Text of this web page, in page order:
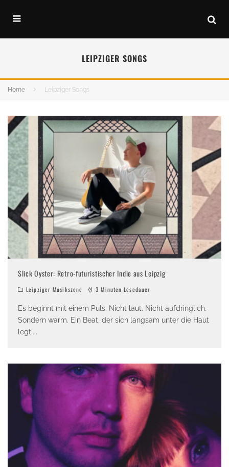
LEIPZIGER SONGS
Home Leipziger Songs
Slick Oyster: Retro-futuristischer Indie aus Leipzig
Leipziger Musikszene 3 Minuten Lesedauer
Es beginnt mit einem Puls. Nicht laut. Nicht aufdringlich.
Sondern warm. Ein Beat, der sich langsam unter die Haut
legt....